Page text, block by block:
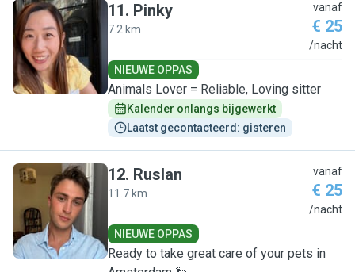
P
11. Pinky
7.2 km
vanaf
€ 25
/nacht
NIEUWE OPPAS
Animals Lover = Reliable, Loving sitter
Kalender onlangs bijgewerkt
Laatst gecontacteerd: gisteren
R
12. Ruslan
11.7 km
vanaf
€ 25
/nacht
NIEUWE OPPAS
Ready to take great care of your pets in